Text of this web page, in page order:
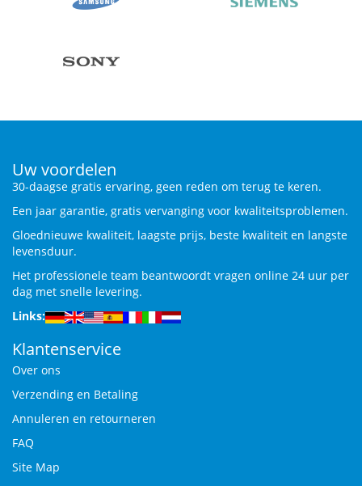
Uw voordelen
30-daagse gratis ervaring, geen reden om terug te keren.
Een jaar garantie, gratis vervanging voor kwaliteitsproblemen.
Gloednieuwe kwaliteit, laagste prijs, beste kwaliteit en langste
levensduur.
Het professionele team beantwoordt vragen online 24 uur per
dag met snelle levering.
Links:
Klantenservice
Over ons
Verzending en Betaling
Annuleren en retourneren
FAQ
Site Map